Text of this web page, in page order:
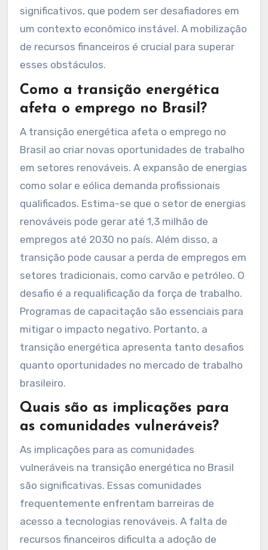
significativos, que podem ser desafiadores em
um contexto econômico instável. A mobilização
de recursos financeiros é crucial para superar
esses obstáculos.
Como a transição energética
afeta o emprego no Brasil?
A transição energética afeta o emprego no
Brasil ao criar novas oportunidades de trabalho
em setores renováveis. A expansão de energias
como solar e eólica demanda profissionais
qualificados. Estima-se que o setor de energias
renováveis pode gerar até 1,3 milhão de
empregos até 2030 no país. Além disso, a
transição pode causar a perda de empregos em
setores tradicionais, como carvão e petróleo. O
desafio é a requalificação da força de trabalho.
Programas de capacitação são essenciais para
mitigar o impacto negativo. Portanto, a
transição energética apresenta tanto desafios
quanto oportunidades no mercado de trabalho
brasileiro.
Quais são as implicações para
as comunidades vulneráveis?
As implicações para as comunidades
vulneráveis na transição energética no Brasil
são significativas. Essas comunidades
frequentemente enfrentam barreiras de
acesso a tecnologias renováveis. A falta de
recursos financeiros dificulta a adoção de